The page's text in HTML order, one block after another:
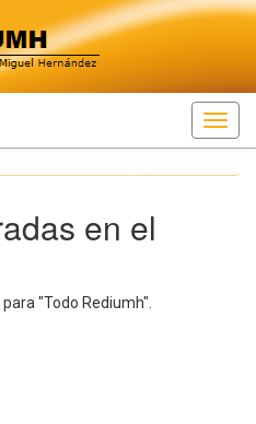
en el
"Todo Rediumh".